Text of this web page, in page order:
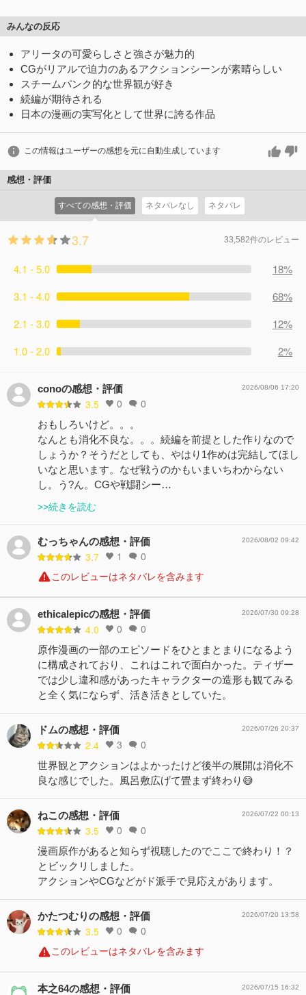
みんなの反応
アリータの可愛らしさと強さが魅力的
CGがリアルで迫力のあるアクションシーンが素晴らしい
スチームパンク的な世界観が好き
続編が期待される
日本の漫画の実写化として世界に誇る作品
この情報はユーザーの感想を元に自動生成しています
感想・評価
すべての感想・評価 ネタバレなし ネタバレ
3.7 33,582件のレビュー
4.1 - 5.0
18%
3.1 - 4.0
68%
2.1 - 3.0
12%
1.0 - 2.0
2%
conoの感想・評価
3.5 0 0
2026/08/06 17:20
おもしろいけど。。。
なんとも消化不良な。。。続編を前提とした作りなので
しょうか？そうだとしても、やはり1作めは完結してほし
いなと思います。なぜ戦うのかもいまいちわからない
し。う?ん。CGや戦闘シー…
>>続きを読む
むっちゃんの感想・評価
3.7 1 0
2026/08/02 09:42
このレビューはネタバレを含みます
ethicalepicの感想・評価
4.0 0 0
2026/07/30 09:28
原作漫画の一部のエピソードをひとまとまりになるよう
に構成されており、これはこれで面白かった。ティザー
では少し違和感があったキャラクターの造形も観てみる
と全く気にならず、活き活きとしていた。
ドムの感想・評価
2.4 3 0
2026/07/26 20:37
世界観とアクションはよかったけど後半の展開は消化不
良な感じでした。風呂敷広げて畳まず終わり😅
ねこの感想・評価
3.5 0 0
2026/07/22 00:13
漫画原作があると知らず視聴したのでここで終わり！？
とビックリしました。
アクションやCGなどがド派手で見応えがあります。
かたつむりの感想・評価
3.5 0 0
2026/07/20 13:58
このレビューはネタバレを含みます
本之64の感想・評価 2026/07/15 16:32